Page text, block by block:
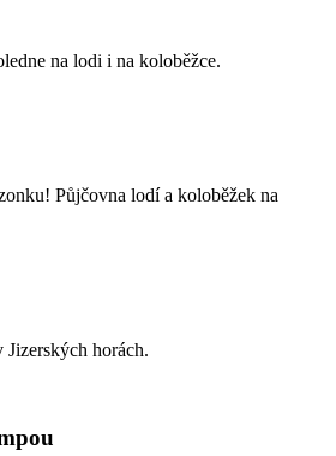
na lodi i na koloběžce.
Půjčovna lodí a koloběžek na
horách.